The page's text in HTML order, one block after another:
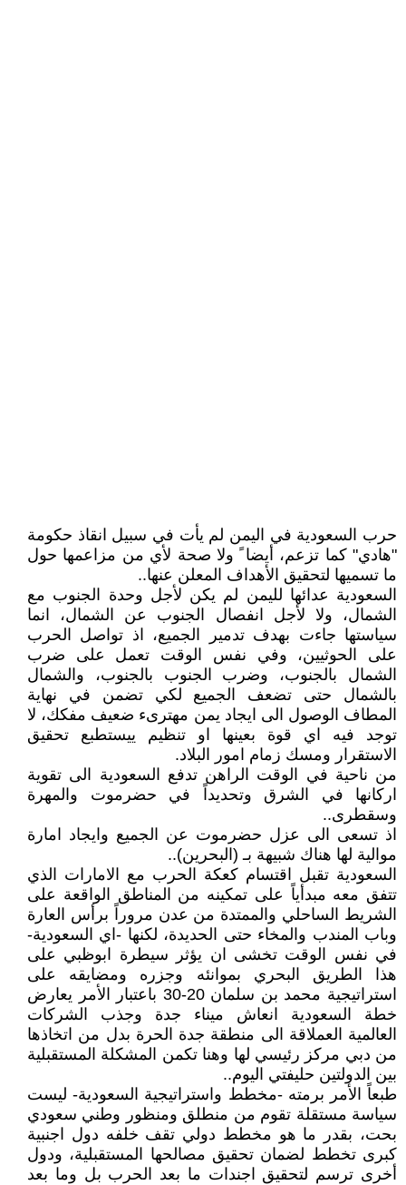
حرب السعودية في اليمن لم يأت في سبيل انقاذ حكومة
"هادي" كما تزعم، أيضا ً ولا صحة لأي من مزاعمها حول
ما تسميها لتحقيق الأهداف المعلن عنها..
السعودية عدائها لليمن لم يكن لأجل وحدة الجنوب مع
الشمال، ولا لأجل انفصال الجنوب عن الشمال، انما
سياستها جاءت بهدف تدمير الجميع، اذ تواصل الحرب
على الحوثيين، وفي نفس الوقت تعمل على ضرب
الشمال بالجنوب، وضرب الجنوب بالجنوب، والشمال
بالشمال حتى تضعف الجميع لكي تضمن في نهاية
المطاف الوصول الى ايجاد يمن مهترىء ضعيف مفكك، لا
توجد فيه اي قوة بعينها او تنظيم ييستطبع تحقيق
الاستقرار ومسك زمام امور البلاد.
من ناحية في الوقت الراهن تدفع السعودية الى تقوية
اركانها في الشرق وتحديداً في حضرموت والمهرة
وسقطرى..
اذ تسعى الى عزل حضرموت عن الجميع وايجاد امارة
موالية لها هناك شبيهة بـ (البحرين)..
السعودية تقبل اقتسام كعكة الحرب مع الامارات الذي
تتفق معه مبدأياً على تمكينه من المناطق الواقعة على
الشريط الساحلي والممتدة من عدن مروراً برأس العارة
وباب المندب والمخاء حتى الحديدة، لكنها -اي السعودية-
في نفس الوقت تخشى ان يؤثر سيطرة ابوظبي على
هذا الطريق البحري بموانئه وجزره ومضايقه على
استراتيجية محمد بن سلمان 20-30 باعتبار الأمر يعارض
خطة السعودية انعاش ميناء جدة وجذب الشركات
العالمية العملاقة الى منطقة جدة الحرة بدل من اتخاذها
من دبي مركز رئيسي لها وهنا تكمن المشكلة المستقبلية
بين الدولتين حليفتي اليوم..
طبعاً الأمر برمته -مخطط واستراتيجية السعودية- ليست
سياسة مستقلة تقوم من منطلق ومنظور وطني سعودي
بحت، بقدر ما هو مخطط دولي تقف خلفه دول اجنبية
كبرى تخطط لضمان تحقيق مصالحها المستقبلية، ودول
أخرى ترسم لتحقيق اجندات ما بعد الحرب بل وما بعد